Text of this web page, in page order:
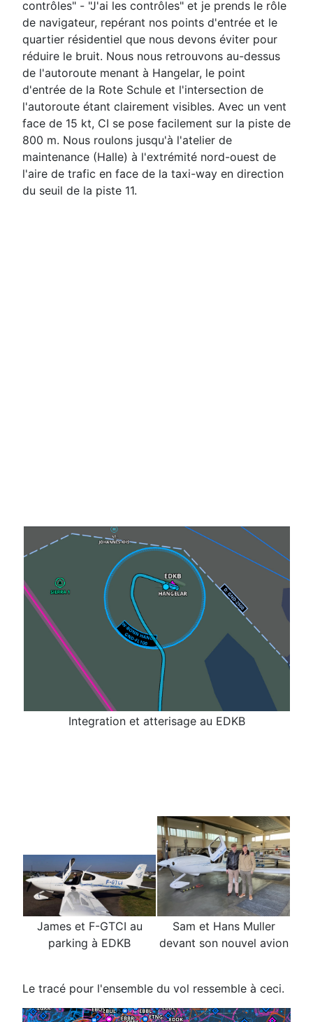
contrôles" - "J'ai les contrôles" et je prends le rôle
de navigateur, repérant nos points d'entrée et le
quartier résidentiel que nous devons éviter pour
réduire le bruit. Nous nous retrouvons au-dessus
de l'autoroute menant à Hangelar, le point
d'entrée de la Rote Schule et l'intersection de
l'autoroute étant clairement visibles. Avec un vent
face de 15 kt, CI se pose facilement sur la piste de
800 m. Nous roulons jusqu'à l'atelier de
maintenance (Halle) à l'extrémité nord-ouest de
l'aire de trafic en face de la taxi-way en direction
du seuil de la piste 11.
Integration et atterisage au EDKB
James et F-GTCI au
parking à EDKB
Sam et Hans Muller
devant son nouvel avion
Le tracé pour l'ensemble du vol ressemble à ceci.